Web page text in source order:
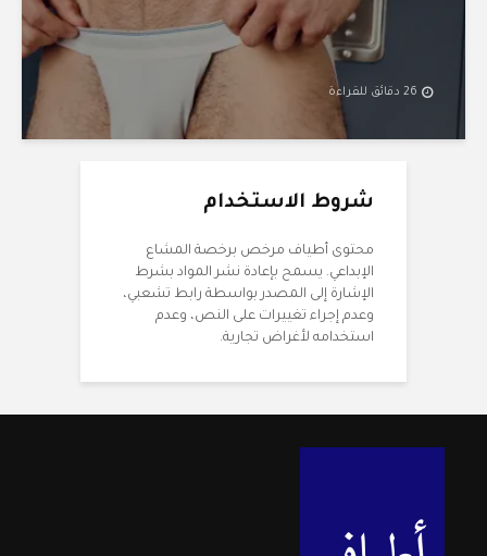
26 دقائق للقراءة
شروط الاستخدام
محتوى أطياف مرخص برخصة المشاع
الإبداعي. يسمح بإعادة نشر المواد بشرط
الإشارة إلى المصدر بواسطة رابط تشعبي،
وعدم إجراء تغييرات على النص، وعدم
استخدامه لأغراض تجارية.